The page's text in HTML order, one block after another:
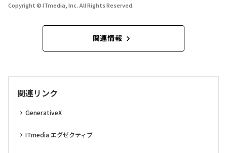
Copyright © ITmedia, Inc. All Rights Reserved.
関連情報
関連リンク
GenerativeX
ITmedia エグゼクティブ